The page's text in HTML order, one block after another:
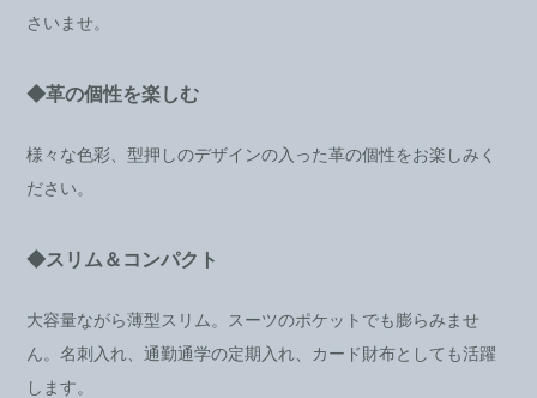
さいませ。
◆革の個性を楽しむ
様々な色彩、型押しのデザインの入った革の個性をお楽しみく
ださい。
◆スリム＆コンパクト
大容量ながら薄型スリム。スーツのポケットでも膨らみませ
ん。名刺入れ、通勤通学の定期入れ、カード財布としても活躍
します。